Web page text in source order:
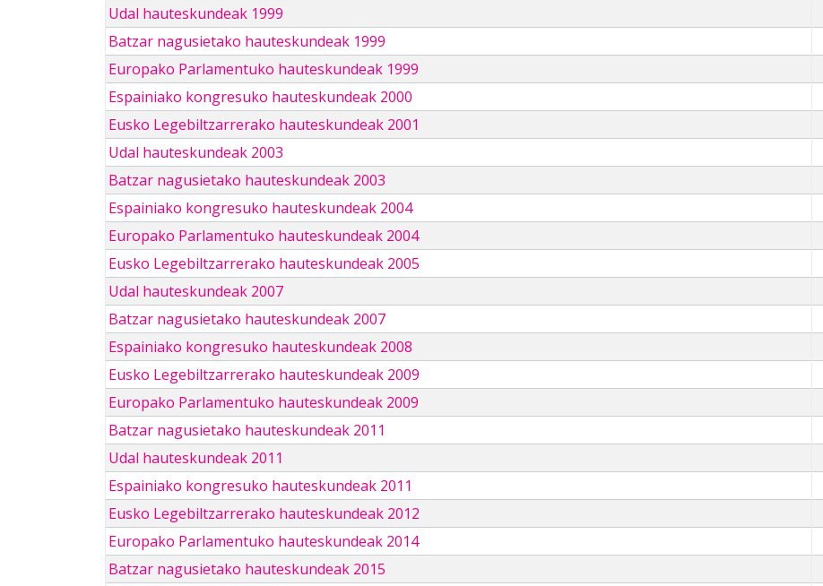
Udal hauteskundeak 1999
Batzar nagusietako hauteskundeak 1999
Europako Parlamentuko hauteskundeak 1999
Espainiako kongresuko hauteskundeak 2000
Eusko Legebiltzarrerako hauteskundeak 2001
Udal hauteskundeak 2003
Batzar nagusietako hauteskundeak 2003
Espainiako kongresuko hauteskundeak 2004
Europako Parlamentuko hauteskundeak 2004
Eusko Legebiltzarrerako hauteskundeak 2005
Udal hauteskundeak 2007
Batzar nagusietako hauteskundeak 2007
Espainiako kongresuko hauteskundeak 2008
Eusko Legebiltzarrerako hauteskundeak 2009
Europako Parlamentuko hauteskundeak 2009
Batzar nagusietako hauteskundeak 2011
Udal hauteskundeak 2011
Espainiako kongresuko hauteskundeak 2011
Eusko Legebiltzarrerako hauteskundeak 2012
Europako Parlamentuko hauteskundeak 2014
Batzar nagusietako hauteskundeak 2015